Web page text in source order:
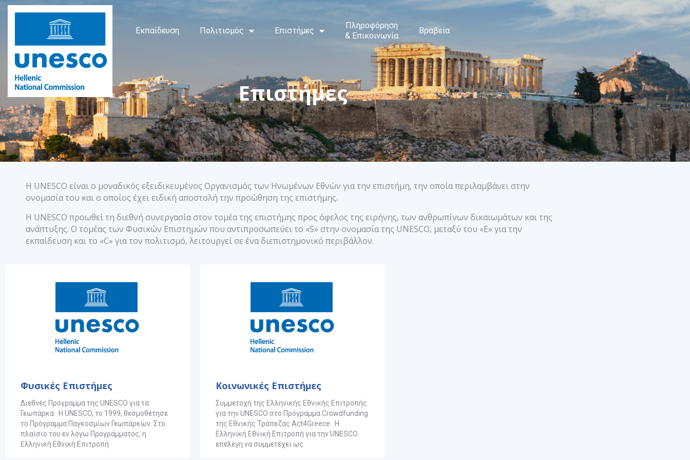
Εκπαίδευση Πολιτισμός Επιστήμες
Πληροφόρηση
& Επικοινωνία
Βραβεία
Επιστήμες
Η UNESCO είναι ο μοναδικός εξειδικευμένος Οργανισμός των Ηνωμένων Εθνών για την επιστήμη, την οποία περιλαμβάνει στην
ονομασία του και ο οποίος έχει ειδική αποστολή την προώθηση της επιστήμης.
Η UNESCO προωθεί τη διεθνή συνεργασία στον τομέα της επιστήμης προς όφελος της ειρήνης, των ανθρωπίνων δικαιωμάτων και της
ανάπτυξης. Ο τομέας των Φυσικών Επιστημών που αντιπροσωπεύει το «S» στην ονομασία της UNESCO, μεταξύ του «Ε» για την
εκπαίδευση και το «C» για τον πολιτισμό, λειτουργεί σε ένα διεπιστημονικό περιβάλλον.
Φυσικές Επιστήμες
Διεθνές Πρόγραμμα της UNESCO για τα
Γεωπάρκα Η UNESCO, το 1999, θεσμοθέτησε
το Πρόγραμμα Παγκοσμίων Γεωπάρκων. Στο
πλαίσιο του εν λόγω Προγράμματος, η
Ελληνική Εθνική Επιτροπή
Κοινωνικές Επιστήμες
Συμμετοχή της Ελληνικής Εθνικής Επιτροπής
για την UNESCO στο Πρόγραμμα Crowdfunding
της Εθνικής Τράπεζας Act4Greece H
Ελληνική Εθνική Επιτροπή για την UNESCO
επελέγη να συμμετέχει ως